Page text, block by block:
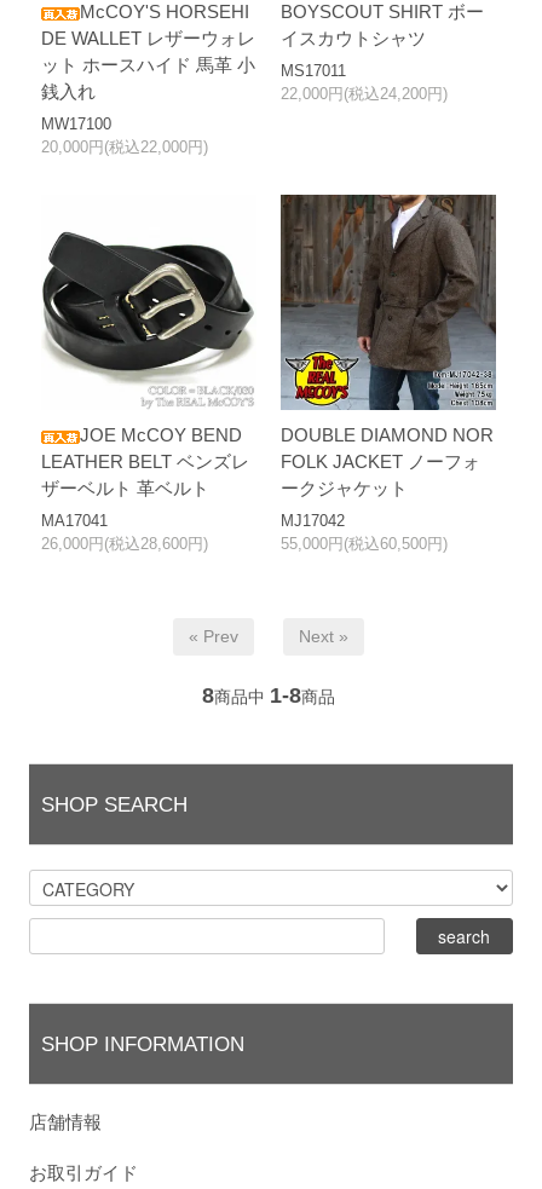
McCOY'S HORSEHI
DE WALLET レザーウォレ
ット ホースハイド 馬革 小
銭入れ
MW17100
20,000円(税込22,000円)
BOYSCOUT SHIRT ボー
イスカウトシャツ
MS17011
22,000円(税込24,200円)
JOE McCOY BEND
LEATHER BELT ベンズレ
ザーベルト 革ベルト
MA17041
26,000円(税込28,600円)
DOUBLE DIAMOND NOR
FOLK JACKET ノーフォ
ークジャケット
MJ17042
55,000円(税込60,500円)
« Prev Next »
8商品中 1-8商品
SHOP SEARCH
SHOP INFORMATION
店舗情報
お取引ガイド